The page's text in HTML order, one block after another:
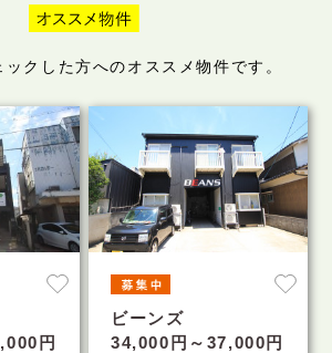
ックした方へのオススメ物件です。
円
ビーンズ
34,000円～37,000円